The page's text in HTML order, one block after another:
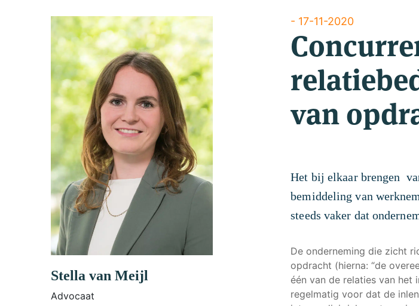
- 17-11-2020
van
Het bij elkaar brengen
bemiddeling van
steeds vaker dat
De onderneming die zicht
opdracht (hierna: “de
één van de relaties van het
regelmatig voor dat de
Stella van Meijl
Advocaat